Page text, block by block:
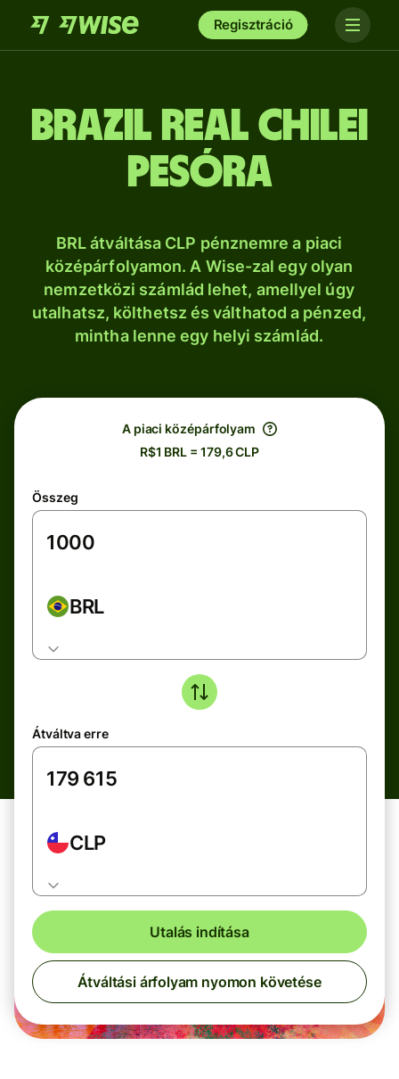
Regisztráció
brazil real chilei
pesóra
BRL átváltása CLP pénznemre a piaci
középárfolyamon. A Wise-zal egy olyan
nemzetközi számlád lehet, amellyel úgy
utalhatsz, költhetsz és válthatod a pénzed,
mintha lenne egy helyi számlád.
A piaci középárfolyam
R$1 BRL = 179,6 CLP
Összeg
BRL
Átváltva erre
CLP
Utalás indítása
Átváltási árfolyam nyomon követése